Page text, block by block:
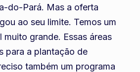
do-Pará. Mas a oferta
ao seu limite. Temos um
muito grande. Essas áreas
para a plantação de
também um programa